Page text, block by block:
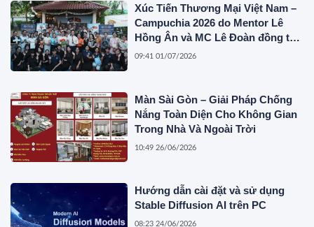
Xúc Tiến Thương Mại Việt Nam –
Campuchia 2026 do Mentor Lê
Hồng Ân và MC Lê Đoàn đồng tổ
chức
09:41 01/07/2026
Màn Sài Gòn – Giải Pháp Chống
Nắng Toàn Diện Cho Không Gian
Trong Nhà Và Ngoài Trời
10:49 26/06/2026
Hướng dẫn cài đặt và sử dụng
Stable Diffusion AI trên PC
08:23 24/06/2026